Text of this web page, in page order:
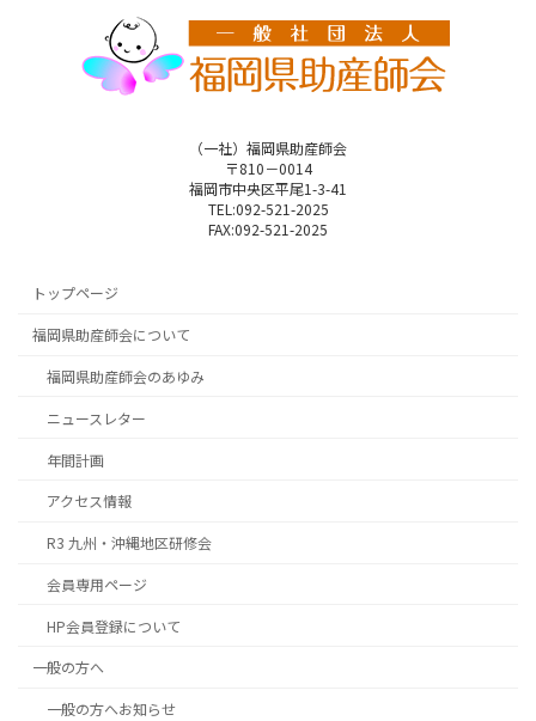
（一社）福岡県助産師会
〒810－0014
福岡市中央区平尾1-3-41
TEL:092-521-2025
FAX:092-521-2025
トップページ
福岡県助産師会について
福岡県助産師会のあゆみ
ニュースレター
年間計画
アクセス情報
R3 九州・沖縄地区研修会
会員専用ページ
HP会員登録について
一般の方へ
一般の方へお知らせ